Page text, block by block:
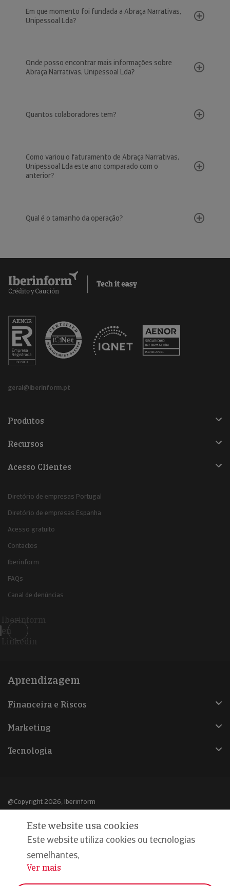
Em que momento foi fundada a Abraça Narrativas,
Unipessoal Lda?
Onde posso encontrar mais informações sobre
Abraça Narrativas, Unipessoal Lda?
Quantos colaboradores tem?
Como variou o faturamento de Abraça Narrativas,
Unipessoal Lda este ano comparado com o
anterior?
Qual é o tamanho da operação?
geral@iberinform.pt
Produtos
Recursos
Acesso Clientes
Diretório de empresas Portugal
Diretório de empresas Espanha
Acesso gratuito
Contactos
Iberinform
FAQs
Canal de denúncias
Iberinform
en
Linkedin
Aprendizagem
Financeira e Riscos
Marketing
Tecnologia
@Copyright 2026, Iberinform
Aviso legal
Política de cookies
Declaração de privacidade
Este website usa cookies
Este website utiliza cookies ou tecnologias
semelhantes,
...
Ver mais